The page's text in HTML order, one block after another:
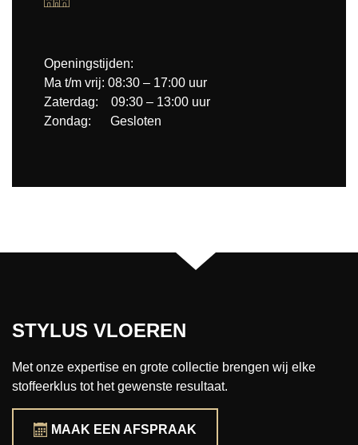
Openingstijden:
Ma t/m vrij: 08:30 – 17:00 uur
Zaterdag: 09:30 – 13:00 uur
Zondag: Gesloten
STYLUS VLOEREN
Met onze expertise en grote collectie brengen wij elke
stoffeerklus tot het gewenste resultaat.
MAAK EEN AFSPRAAK